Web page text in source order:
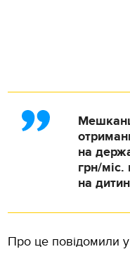
на
грн/міс.
на
Про це повідомили у